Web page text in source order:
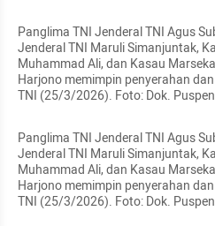
Panglima TNI Jenderal TNI Agus
Jenderal TNI Maruli Simanjuntak,
Muhammad Ali, dan Kasau
Harjono memimpin penyerahan
TNI (25/3/2026). Foto: Dok.
Panglima TNI Jenderal TNI Agus
Jenderal TNI Maruli Simanjuntak,
Muhammad Ali, dan Kasau
Harjono memimpin penyerahan
TNI (25/3/2026). Foto: Dok.